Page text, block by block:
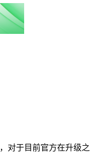
对于目前官方在升级之